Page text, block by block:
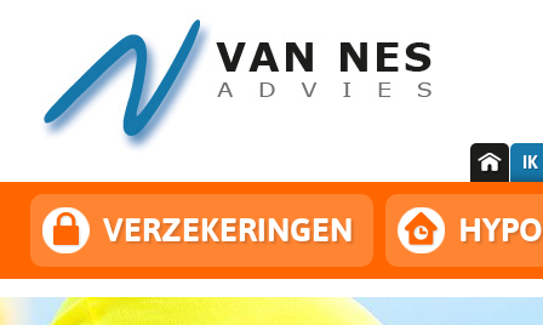
IK
VERZEKERINGEN